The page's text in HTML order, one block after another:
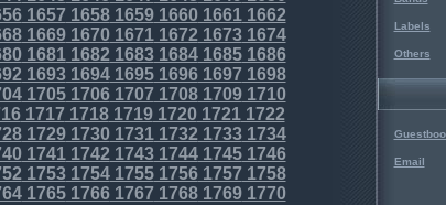
1657 16581659166016611662
1669167016711672 16731674
16811682 1683168416851686
16931694169516961697 1698
170517061707 170817091710
1717 17181719172017211722
1729173017311732 17331734
17411742 1743174417451746
17531754175517561757 1758
176517661767 176817691770
Labels
Others
Email